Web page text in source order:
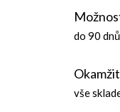
do 90 dnů
vše